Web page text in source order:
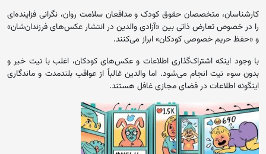
کارشناسان، متخصصان حقوق کودک و مدافعان سلامت روان، نگرانی فزاینده‌ای
را در خصوص تعارض ذاتی بین «آزادی والدین در انتشار عکس‌های فرزندان‌شان»
و «حفظ حریم خصوصی کودکان» ابراز می‌کنند.
با وجود اینکه اشتراک‌گذاری اطلاعات و عکس‌های کودکان، اغلب با نیت خیر و
بدون سوء نیت انجام می‌شود. اما والدین غالباً از عواقب بلندمدت و ماندگاری
اینگونه اطلاعات در فضای مجازی غافل هستند.